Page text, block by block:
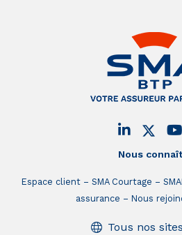
Nous
Espace client SMA Courtage
assurance
Nous
Tous nos